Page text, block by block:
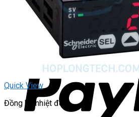
Quick View
Đồng hồ nhiệt độ